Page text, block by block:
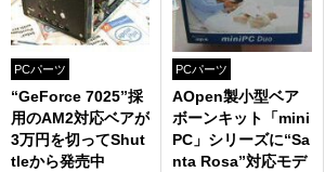
PCパーツ
“GeForce 7025”採
用のAM2対応ベアが
3万円を切ってShut
tleから発売中
PCパーツ
AOpen製小型ベア
ボーンキット「mini
PC」シリーズに“Sa
nta Rosa”対応モデ